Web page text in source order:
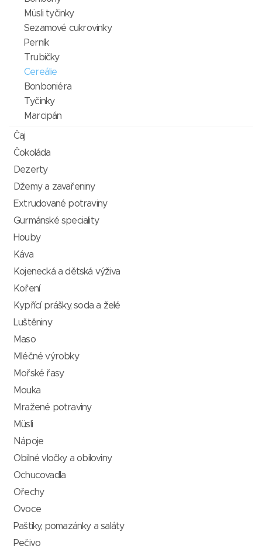
Müsli tyčinky
Sezamové cukrovinky
Perník
Trubičky
Cereálie
Bonboniéra
Tyčinky
Marcipán
Čaj
Čokoláda
Dezerty
Džemy a zavařeniny
Extrudované potraviny
Gurmánské speciality
Houby
Káva
Kojenecká a dětská výživa
Koření
Kypřící prášky, soda a želé
Luštěniny
Maso
Mléčné výrobky
Mořské řasy
Mouka
Mražené potraviny
Müsli
Nápoje
Obilné vločky a obiloviny
Ochucovadla
Ořechy
Ovoce
Paštiky, pomazánky a saláty
Pečivo